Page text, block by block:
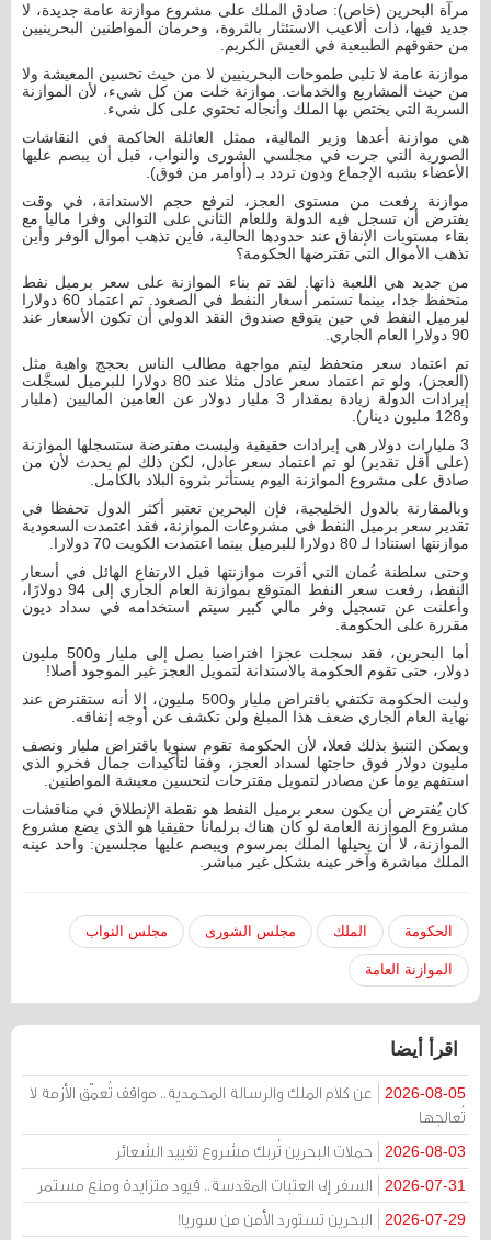
مرآة البحرين (خاص): صادق الملك على مشروع موازنة عامة جديدة، لا
جديد فيها، ذات ألاعيب الاستئثار بالثروة، وحرمان المواطنين البحرينيين
من حقوقهم الطبيعية في العيش الكريم.
موازنة عامة لا تلبي طموحات البحرينيين لا من حيث تحسين المعيشة ولا
من حيث المشاريع والخدمات. موازنة خلت من كل شيء، لأن الموازنة
السرية التي يختص بها الملك وأنجاله تحتوي على كل شيء.
هي موازنة أعدها وزير المالية، ممثل العائلة الحاكمة في النقاشات
الصورية التي جرت في مجلسي الشورى والنواب، قبل أن يبصم عليها
الأعضاء بشبه الإجماع ودون تردد بـ (أوامر من فوق).
موازنة رفعت من مستوى العجز، لترفع حجم الاستدانة، في وقت
يفترض أن تسجل فيه الدولة وللعام الثاني على التوالي وفرا ماليا مع
بقاء مستويات الإنفاق عند حدودها الحالية، فأين تذهب أموال الوفر وأين
تذهب الأموال التي تقترضها الحكومة؟
من جديد هي اللعبة ذاتها. لقد تم بناء الموازنة على سعر برميل نفط
متحفظ جدا، بينما تستمر أسعار النفط في الصعود. تم اعتماد 60 دولارا
لبرميل النفط في حين يتوقع صندوق النقد الدولي أن تكون الأسعار عند
90 دولارا العام الجاري.
تم اعتماد سعر متحفظ ليتم مواجهة مطالب الناس بحجج واهية مثل
(العجز)، ولو تم اعتماد سعر عادل مثلا عند 80 دولارا للبرميل لسجَّلت
إيرادات الدولة زيادة بمقدار 3 مليار دولار عن العامين الماليين (مليار
و128 مليون دينار).
3 مليارات دولار هي إيرادات حقيقية وليست مفترضة ستسجلها الموازنة
(على أقل تقدير) لو تم اعتماد سعر عادل، لكن ذلك لم يحدث لأن من
صادق على مشروع الموازنة اليوم يستأثر بثروة البلاد بالكامل.
وبالمقارنة بالدول الخليجية، فإن البحرين تعتبر أكثر الدول تحفظا في
تقدير سعر برميل النفط في مشروعات الموازنة، فقد اعتمدت السعودية
موازنتها استنادا لـ 80 دولارا للبرميل بينما اعتمدت الكويت 70 دولارا.
وحتى سلطنة عُمان التي أقرت موازنتها قبل الارتفاع الهائل في أسعار
النفط، رفعت سعر النفط المتوقع بموازنة العام الجاري إلى 94 دولارًا،
وأعلنت عن تسجيل وفر مالي كبير سيتم استخدامه في سداد ديون
مقررة على الحكومة.
أما البحرين، فقد سجلت عجزا افتراضيا يصل إلى مليار و500 مليون
دولار، حتى تقوم الحكومة بالاستدانة لتمويل العجز غير الموجود أصلا!
وليت الحكومة تكتفي باقتراض مليار و500 مليون، إلا أنه ستقترض عند
نهاية العام الجاري ضعف هذا المبلغ ولن تكشف عن أوجه إنفاقه.
ويمكن التنبؤ بذلك فعلا، لأن الحكومة تقوم سنويا باقتراض مليار ونصف
مليون دولار فوق حاجتها لسداد العجز، وفقا لتأكيدات جمال فخرو الذي
استفهم يوما عن مصادر لتمويل مقترحات لتحسين معيشة المواطنين.
كان يُفترض أن يكون سعر برميل النفط هو نقطة الإنطلاق في مناقشات
مشروع الموازنة العامة لو كان هناك برلمانا حقيقيا هو الذي يضع مشروع
الموازنة، لا أن يحيلها الملك بمرسوم ويبصم عليها مجلسين: واحد عينه
الملك مباشرة وآخر عينه بشكل غير مباشر.
الحكومة الملك مجلس الشورى مجلس النواب
الموازنة العامة
اقرأ أيضا
2026-08-05
عن كلام الملك والرسالة المحمدية.. مواقف تُعمّق الأزمة لا
تُعالجها
2026-08-03 حملات البحرين تُربك مشروع تقييد الشعائر
2026-07-31 السفر إلى العتبات المقدسة.. قيود متزايدة ومنع مستمر
2026-07-29 البحرين تستورد الأمن من سوريا!